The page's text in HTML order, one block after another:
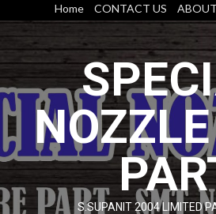
content
Home CONTACT US
S.SUPANIT 2004 LIMITED